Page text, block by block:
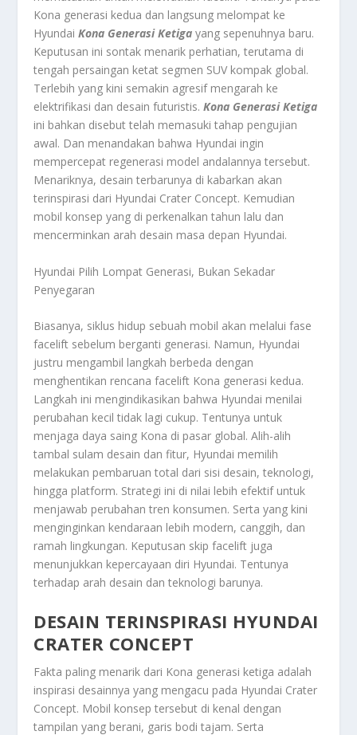
Kona generasi kedua dan langsung melompat ke
HyundaiKona Generasi Ketiga yang sepenuhnya baru.
Keputusan ini sontak menarik perhatian, terutama di
tengah persaingan ketat segmen SUV kompak global.
Terlebih yang kini semakin agresif mengarah ke
elektrifikasi dan desain futuristis.Kona Generasi Ketiga
ini bahkan disebut telah memasuki tahap pengujian
awal. Dan menandakan bahwa Hyundai ingin
mempercepat regenerasi model andalannya tersebut.
Menariknya, desain terbarunya di kabarkan akan
terinspirasi dari Hyundai Crater Concept. Kemudian
mobil konsep yang di perkenalkan tahun lalu dan
mencerminkan arah desain masa depan Hyundai.
Hyundai Pilih Lompat Generasi, Bukan Sekadar
Penyegaran
Biasanya, siklus hidup sebuah mobil akan melalui fase
facelift sebelum berganti generasi. Namun, Hyundai
justru mengambil langkah berbeda dengan
menghentikan rencana facelift Kona generasi kedua.
Langkah ini mengindikasikan bahwa Hyundai menilai
perubahan kecil tidak lagi cukup. Tentunya untuk
menjaga daya saing Kona di pasar global. Alih-alih
tambal sulam desain dan fitur, Hyundai memilih
melakukan pembaruan total dari sisi desain, teknologi,
hingga platform. Strategi ini di nilai lebih efektif untuk
menjawab perubahan tren konsumen. Serta yang kini
menginginkan kendaraan lebih modern, canggih, dan
ramah lingkungan. Keputusan skip facelift juga
menunjukkan kepercayaan diri Hyundai. Tentunya
terhadap arah desain dan teknologi barunya.
DESAIN TERINSPIRASI HYUNDAI
CRATER CONCEPT
Fakta paling menarik dari Kona generasi ketiga adalah
inspirasi desainnya yang mengacu pada Hyundai Crater
Concept. Mobil konsep tersebut di kenal dengan
tampilan yang berani, garis bodi tajam. Serta